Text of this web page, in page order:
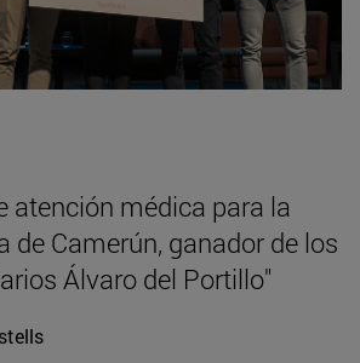
atención médica para la
de Camerún, ganador de los
Álvaro del Portillo"